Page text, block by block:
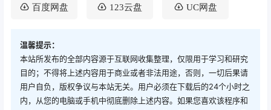
百度网盘 123云盘 UC网盘
温馨提示：
本站所发布的全部内容源于互联网收集整理，仅限用于学习和研究
目的；不得将上述内容用于商业或者非法用途，否则，一切后果请
用户自负，版权争议与本站无关。用户必须在下载后的24个小时之
内，从您的电脑或手机中彻底删除上述内容。如果您喜欢该程序和